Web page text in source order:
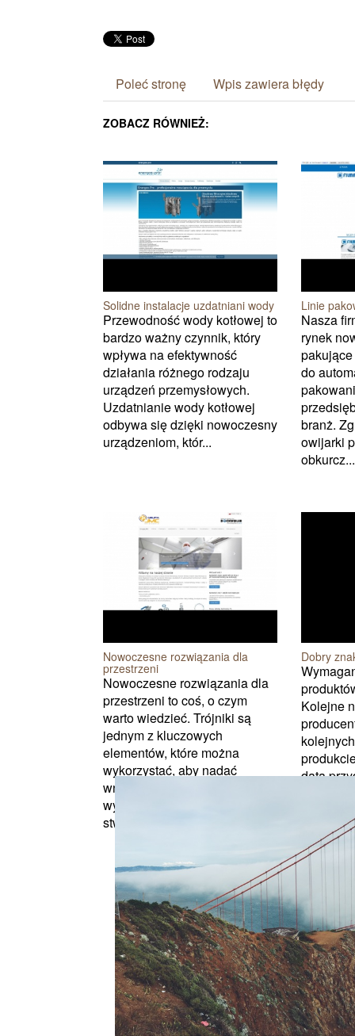
Poleć stronę Wpis zawiera błędy
ZOBACZ RÓWNIEŻ:
Solidne instalacje uzdatniani wody
Przewodność wody kotłowej to
bardzo ważny czynnik, który
wpływa na efektywność
działania różnego rodzaju
urządzeń przemysłowych.
Uzdatnianie wody kotłowej
odbywa się dzięki nowoczesny
urządzeniom, któr...
Linie
Nasza
rynek
do
branż.
owijarki
obkurcz...
Nowoczesne rozwiązania dla
przestrzeni
Nowoczesne rozwiązania dla
przestrzeni to coś, o czym
warto wiedzieć. Trójniki są
jednym z kluczowych
elementów, które można
wykorzystać, aby nadać
wnętrzu nowoczesny i stylowy
wygląd. Dzięki nim można
stwo...
Dobry
Kolejne
data